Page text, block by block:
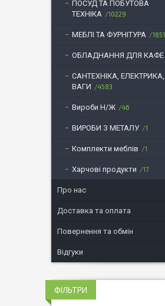
ПОСУД ТА ПОБУТОВА
ТЕХНІКА
10229
МЕБЛІ ТА ФУРНІТУРА 1851
ОБЛАДНАННЯ ДЛЯ КАФЕ
САНТЕХНІКА, ЕЛЕКТРИКА,
ВАГИ
4583
Вироби Н/Ж 46
ВИРОБИ З МЕТАЛУ 1
Комплекти меблів 1
Харчові продукти 17
Про нас
Доставка та оплата
Повернення та обмін
Відгуки
ФІЛЬТРИ